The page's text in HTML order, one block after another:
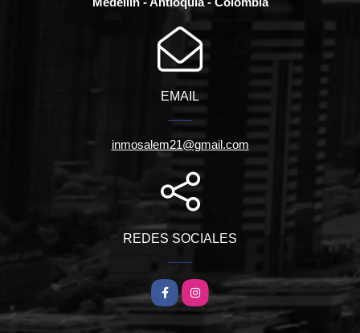
EMAIL
inmosalem21@gmail.com
REDES SOCIALES
FacebookInstagram